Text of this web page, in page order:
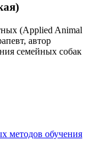
(Applied Animal
автор
семейных собак